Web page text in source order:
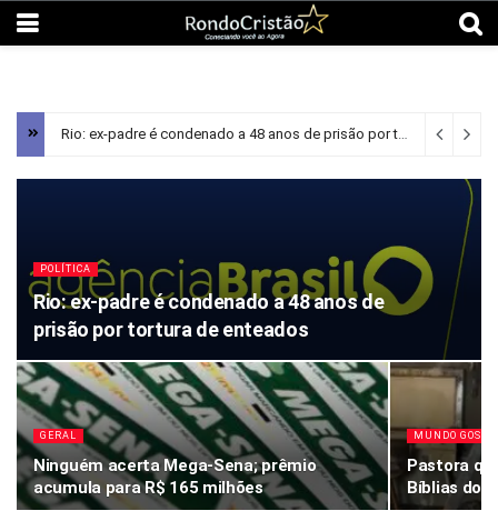
Rio: ex-padre é condenado a 48 anos de prisão por tortura de enteados
POLÍTICA
Rio: ex-padre é condenado a 48 anos de
prisão por tortura de enteados
GERAL
Ninguém acerta Mega-Sena; prêmio
acumula para R$ 165 milhões
MUNDO
Pastora
Bíblias dos